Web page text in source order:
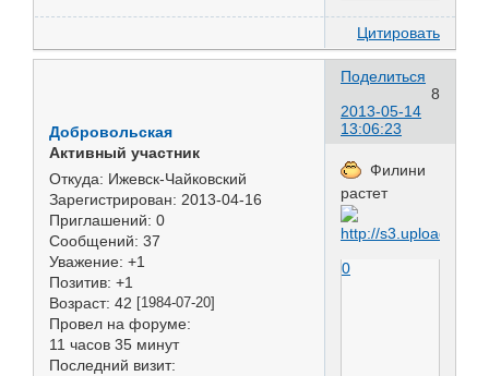
Цитировать
Поделиться
8
2013-05-14
13:06:23
Добровольская
Активный участник
Откуда: Ижевск-Чайковский
Зарегистрирован: 2013-04-16
Приглашений: 0
Сообщений: 37
Уважение: +1
Позитив: +1
Возраст: 42 [1984-07-20]
Провел на форуме:
11 часов 35 минут
Последний визит:
Филини
растет
0